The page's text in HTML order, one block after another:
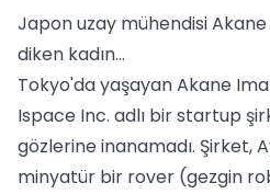
Japon uzay mühendisi
diken kadın…
Tokyo'da yaşayan Akane
Ispace Inc. adlı bir startup
gözlerine inanamadı. Şirket,
minyatür bir rover (gezgin